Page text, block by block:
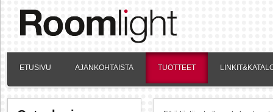
ETUSIVU AJANKOHTAISTA TUOTTEET